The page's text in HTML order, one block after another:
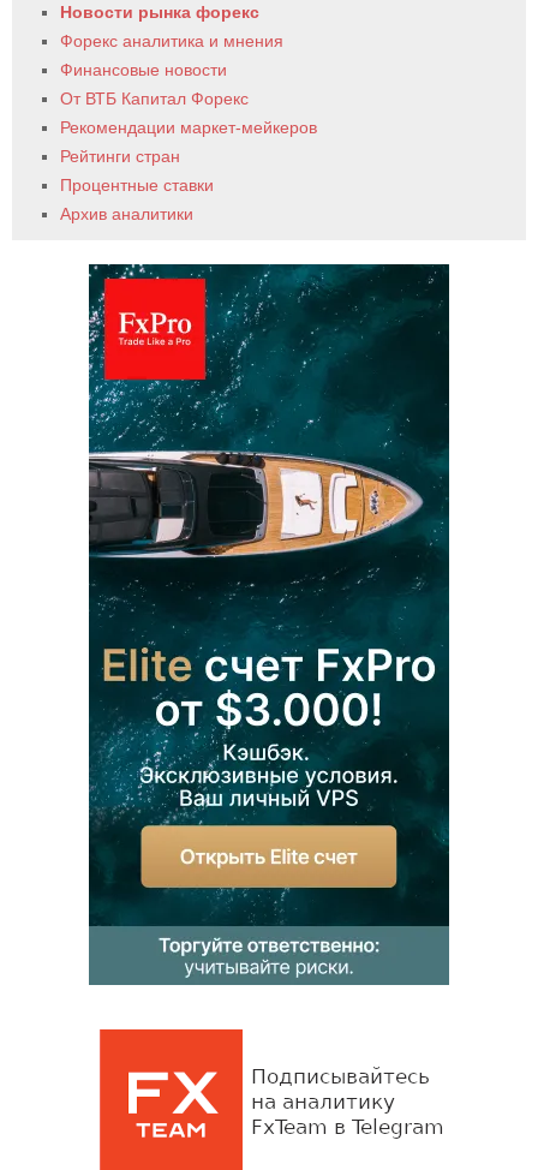
Новости рынка форекс
Форекс аналитика и мнения
Финансовые новости
От ВТБ Капитал Форекс
Рекомендации маркет-мейкеров
Рейтинги стран
Процентные ставки
Архив аналитики